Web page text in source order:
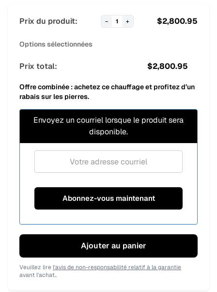
Prix du produit: − 1 + $2,800.95
Options sélectionnées
Prix total: $2,800.95
Offre combinée : achetez ce chauffage et profitez d’un
rabais sur les pierres.
Envoyez un courriel lorsque le produit sera
disponible.
Ajouter au panier
Veuillez lire l'avis de non-responsabilité relatif à la garantie
avant l'achat..